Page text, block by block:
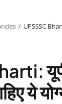
UPSSSC
ये